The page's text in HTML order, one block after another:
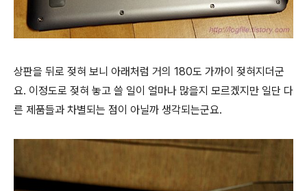
상판을 뒤로 젖혀 보니 아래처럼 거의 180도 가까이 젖혀지더군
요. 이정도로 젖혀 놓고 쓸 일이 얼마나 많을지 모르겠지만 일단 다
른 제품들과 차별되는 점이 아닐까 생각되는군요.